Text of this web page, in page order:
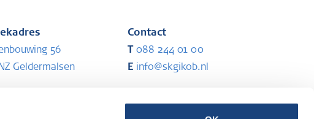
56
Geldermalsen
Contact
088 244 01 00
Einfo@skgikob.nl
Partners